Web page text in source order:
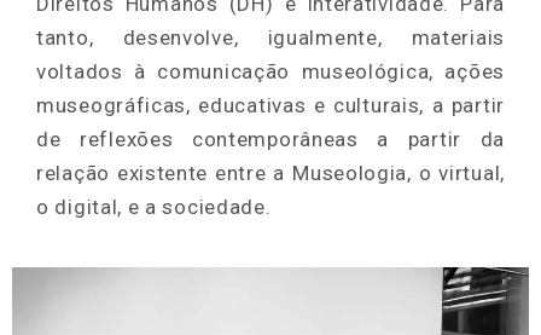
tanto, desenvolve, igualmente, materiais
voltados à comunicação museológica, ações
museográficas, educativas e culturais, a partir
de reflexões contemporâneas a partir da
relação existente entre a Museologia, o virtual,
o digital, e a sociedade.